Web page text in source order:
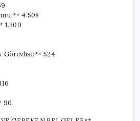
4.508
1.300
Görevlisi:** 524
90